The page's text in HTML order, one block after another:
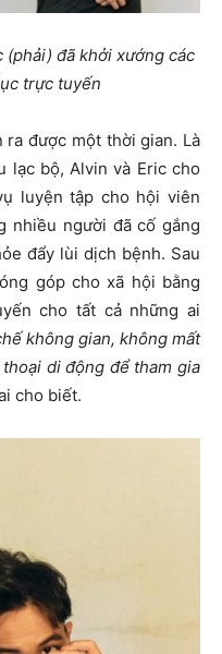
(phải) đã khởi xướng các
trực tuyến
được một thời gian. Là
lạc bộ, Alvin và Eric cho
luyện tập cho hội viên
nhiều người đã cố gắng
đẩy lùi dịch bệnh. Sau
góp cho xã hội bằng
cho tất cả những ai
không gian, không mất
di động để tham gia
cho biết.